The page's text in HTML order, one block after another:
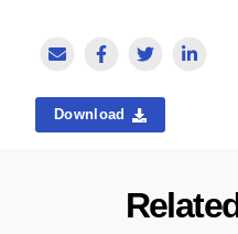
Download